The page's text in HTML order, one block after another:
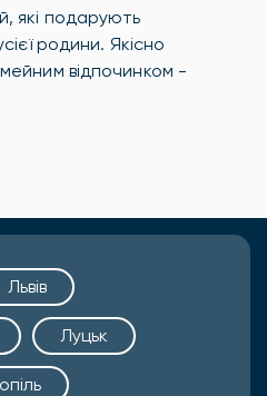
які подарують
родини. Якісно
відпочинком -
Львів
Луцьк